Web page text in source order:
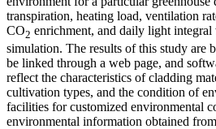
transpiration, heating load, ventilation
CO2 enrichment, and daily light
simulation. The results of this study are
be linked through a web page, and
reflect the characteristics of cladding
cultivation types, and the condition of
facilities for customized environmental
environmental information obtained